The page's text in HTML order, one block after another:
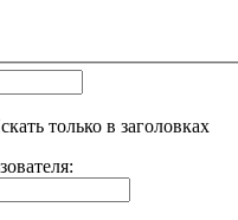
только в заголовках